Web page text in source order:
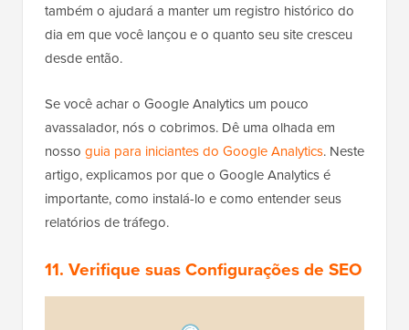
também o ajudará a manter um registro histórico do
dia em que você lançou e o quanto seu site cresceu
desde então.
Se você achar o Google Analytics um pouco
avassalador, nós o cobrimos. Dê uma olhada em
nosso guia para iniciantes do Google Analytics. Neste
artigo, explicamos por que o Google Analytics é
importante, como instalá-lo e como entender seus
relatórios de tráfego.
11. Verifique suas Configurações de SEO